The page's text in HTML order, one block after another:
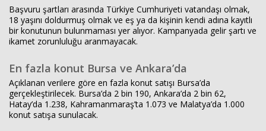
Başvuru şartları arasında Türkiye Cumhuriyeti vatandaşı olmak,
18 yaşını doldurmuş olmak ve eş ya da kişinin kendi adına kayıtlı
bir konutunun bulunmaması yer alıyor. Kampanyada gelir şartı ve
ikamet zorunluluğu aranmayacak.
En fazla konut Bursa ve Ankara’da
Açıklanan verilere göre en fazla konut satışı Bursa’da
gerçekleştirilecek. Bursa’da 2 bin 190, Ankara’da 2 bin 62,
Hatay’da 1.238, Kahramanmaraş’ta 1.073 ve Malatya’da 1.000
konut satışa sunulacak.